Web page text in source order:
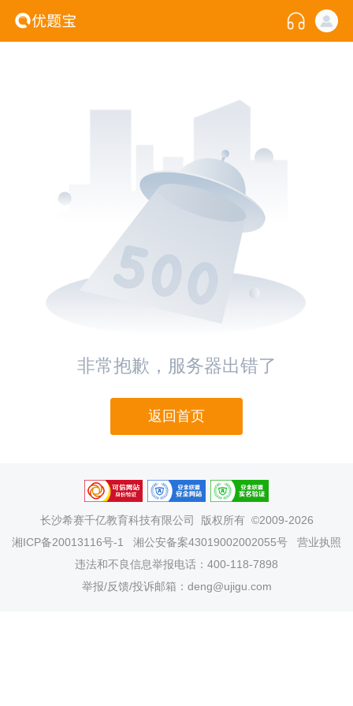
非常抱歉，服务器出错了
返回首页
长沙希赛千亿教育科技有限公司
版权所有 ©2009-2026
湘ICP备20013116号-1
湘公安备案43019002002055号
营业执照
违法和不良信息举报电话：400-118-7898
举报/反馈/投诉邮箱：deng@ujigu.com